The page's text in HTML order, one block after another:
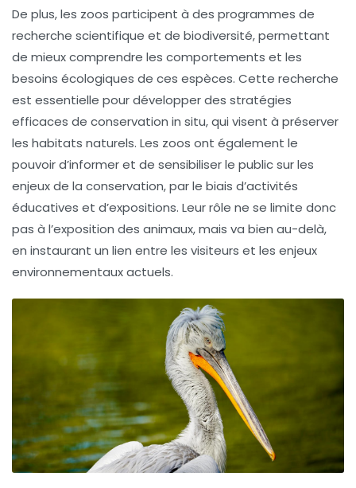
De plus, les zoos participent à des programmes de
recherche scientifique et de biodiversité, permettant
de mieux comprendre les comportements et les
besoins écologiques de ces espèces. Cette recherche
est essentielle pour développer des stratégies
efficaces de conservation in situ, qui visent à préserver
les habitats naturels. Les zoos ont également le
pouvoir d’informer et de sensibiliser le public sur les
enjeux de la conservation, par le biais d’activités
éducatives et d’expositions. Leur rôle ne se limite donc
pas à l’exposition des animaux, mais va bien au-delà,
en instaurant un lien entre les visiteurs et les enjeux
environnementaux actuels.